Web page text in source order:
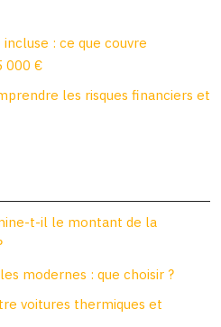
: ce que couvre
000 €
les risques financiers et
t-il le montant de la
modernes : que choisir ?
voitures thermiques et